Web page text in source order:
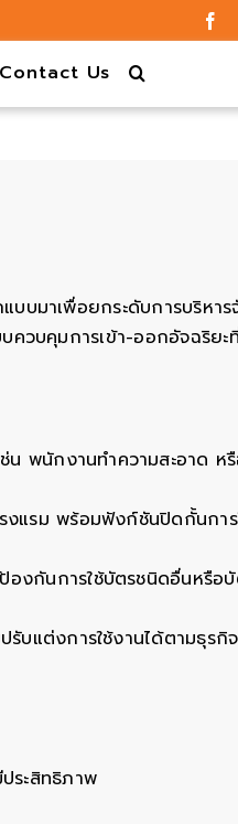
Contact Us
บบมาเพื่อยกระดับการบริหา
ควบคุมการเข้า-ออกอัจฉริย
พนักงานทำความสะอาด ห
งแรม พร้อมฟังก์ชันปิดกั้นก
องกันการใช้บัตรชนิดอื่นหรือ
รับแต่งการใช้งานได้ตามธุรกิจ
ระสิทธิภาพ